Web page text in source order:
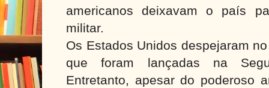
americanos deixavam o país
militar.
Os Estados Unidos despejaram
que foram lançadas na
Entretanto, apesar do poderoso